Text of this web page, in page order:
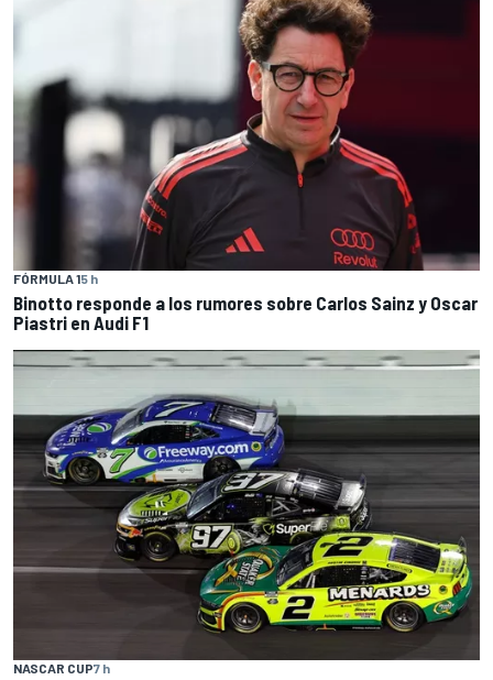
FÓRMULA 15 h
Binotto responde a los rumores sobre Carlos Sainz y Oscar
Piastri en Audi F1
NASCAR CUP7 h